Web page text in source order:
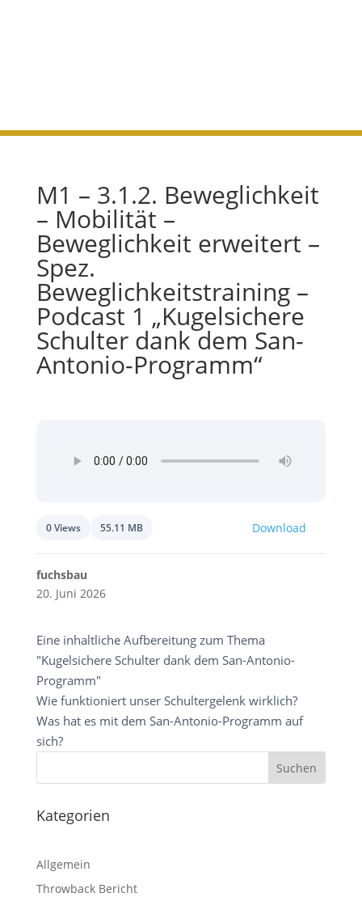
M1 – 3.1.2. Beweglichkeit
– Mobilität –
Beweglichkeit erweitert –
Spez.
Beweglichkeitstraining –
Podcast 1 „Kugelsichere
Schulter dank dem San-
Antonio-Programm“
0 Views 55.11 MB Download
fuchsbau
20. Juni 2026
Eine inhaltliche Aufbereitung zum Thema
"Kugelsichere Schulter dank dem San-Antonio-
Programm"
Wie funktioniert unser Schultergelenk wirklich?
Was hat es mit dem San-Antonio-Programm auf
sich?
Kategorien
Allgemein
Throwback Bericht